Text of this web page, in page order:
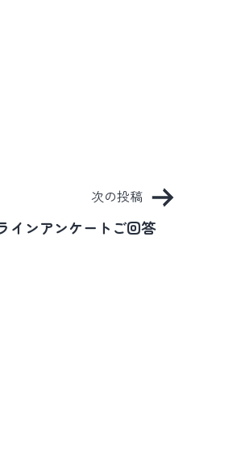
次の投稿
インアンケートご回答